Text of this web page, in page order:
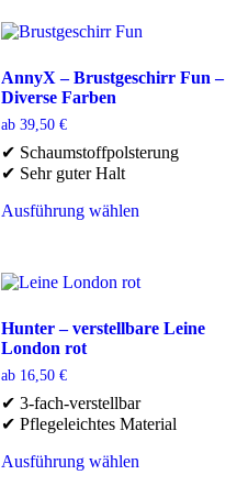
AnnyX – Brustgeschirr Fun –
Diverse Farben
ab 39,50 €
✔ Schaumstoffpolsterung
✔ Sehr guter Halt
Ausführung wählen
weist
mehrere
auf.
Die
Optionen
können
auf
der
gewählt
Hunter – verstellbare Leine
London rot
ab 16,50 €
✔ 3-fach-verstellbar
✔ Pflegeleichtes Material
Ausführung wählen